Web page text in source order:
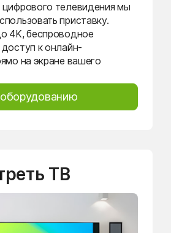
телевидения мы
приставку.
4K, беспроводное
к онлайн-
на экране вашего
ТВ